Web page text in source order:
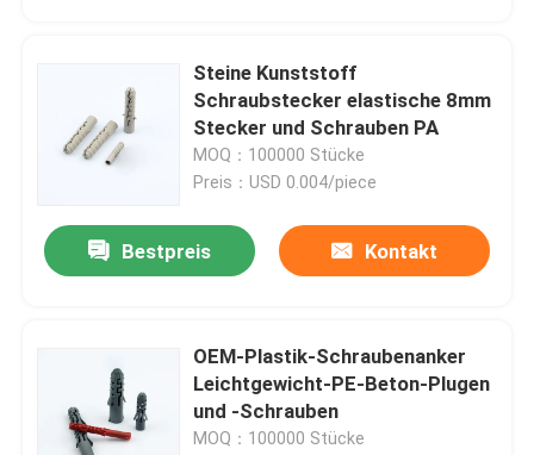
Steine Kunststoff
Schraubstecker elastische 8mm
Stecker und Schrauben PA
MOQ：100000 Stücke
Preis：USD 0.004/piece
Bestpreis Kontakt
OEM-Plastik-Schraubenanker
Leichtgewicht-PE-Beton-Plugen
und -Schrauben
MOQ：100000 Stücke